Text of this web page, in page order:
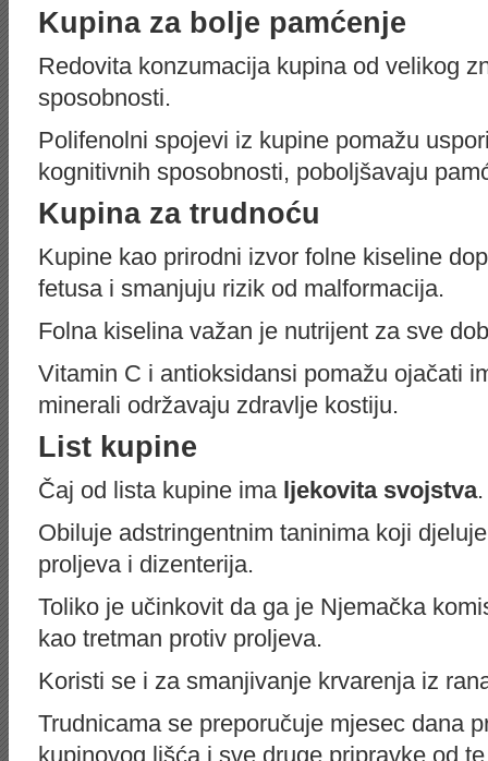
Kupina za bolje pamćenje
Redovita konzumacija kupina od velikog
sposobnosti.
Polifenolni spojevi iz kupine pomažu
kognitivnih sposobnosti, poboljšavaju
Kupina za trudnoću
Kupine kao prirodni izvor folne kiseline
fetusa i smanjuju rizik od malformacija.
Folna kiselina važan je nutrijent za sve
Vitamin C i antioksidansi pomažu ojačati
minerali održavaju zdravlje kostiju.
List kupine
Čaj od lista kupine ima ljekovita svojstva.
Obiluje adstringentnim taninima koji
proljeva i dizenterija.
Toliko je učinkovit da ga je Njemačka
kao tretman protiv proljeva.
Koristi se i za smanjivanje krvarenja iz
Trudnicama se preporučuje mjesec dana
kupinovog lišća i sve druge pripravke od